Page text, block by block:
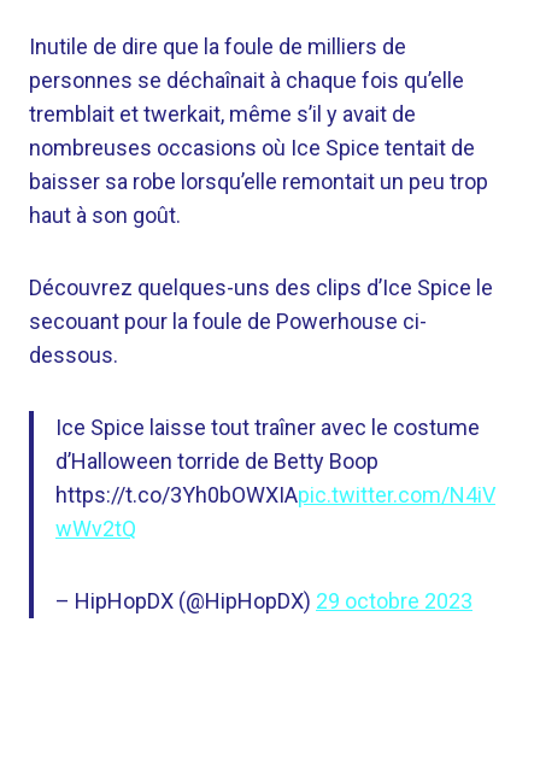
Inutile de dire que la foule de milliers de
personnes se déchaînait à chaque fois qu’elle
tremblait et twerkait, même s’il y avait de
nombreuses occasions où Ice Spice tentait de
baisser sa robe lorsqu’elle remontait un peu trop
haut à son goût.
Découvrez quelques-uns des clips d’Ice Spice le
secouant pour la foule de Powerhouse ci-
dessous.
Ice Spice laisse tout traîner avec le costume
d’Halloween torride de Betty Boop
https://t.co/3Yh0bOWXIApic.twitter.com/N4iV
wWv2tQ
– HipHopDX (@HipHopDX) 29 octobre 2023